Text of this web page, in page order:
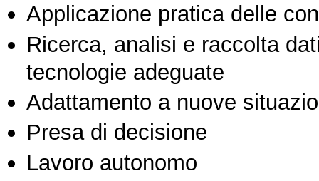
Applicazione pratica delle
Ricerca, analisi e raccolta
tecnologie adeguate
Adattamento a nuove
Presa di decisione
Lavoro autonomo